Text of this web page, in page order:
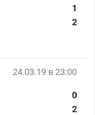
1
2
24.03.19 в 23:00
0
2